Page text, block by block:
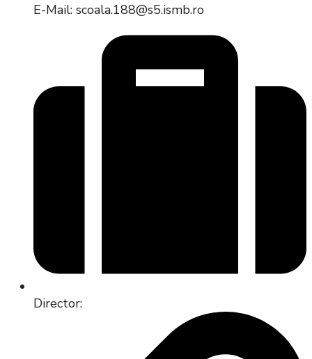
E-Mail: scoala.188@s5.ismb.ro
Director: